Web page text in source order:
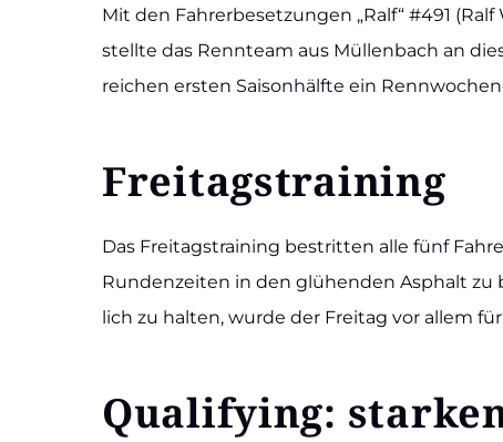
Mit den Fah­rer­be­set­zun­gen „Ralf“ #491
stell­te das Renn­team aus Mül­len­bach an
rei­chen ers­ten Sai­son­hälf­te ein
Frei­tags­trai­ning
Das Frei­tags­trai­ning bestrit­ten alle fünf
Run­den­zei­ten in den glü­hen­den Asphalt zu
lich zu hal­ten, wur­de der Frei­tag vor allem
Qua­li­fy­ing: